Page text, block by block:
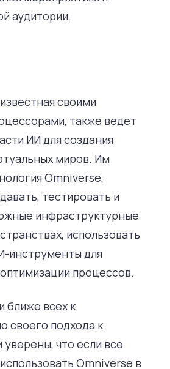
аудитории.
своими
также ведет
ИИ для создания
миров. Им
Omniverse,
тестировать и
инфраструктурные
использовать
для
процессов.
ближе всех к
своего подхода к
что если все
Omniverse в